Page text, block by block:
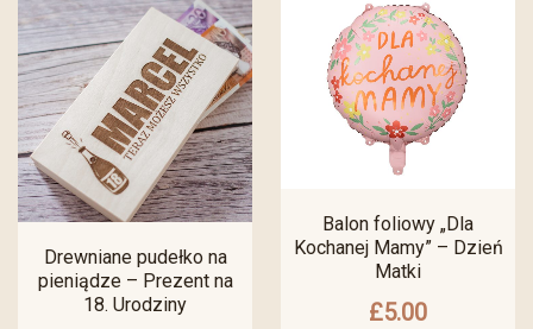
Drewniane pudełko na
pieniądze – Prezent na
18. Urodziny
Balon foliowy „Dla
Kochanej Mamy” – Dzień
Matki
£5.00